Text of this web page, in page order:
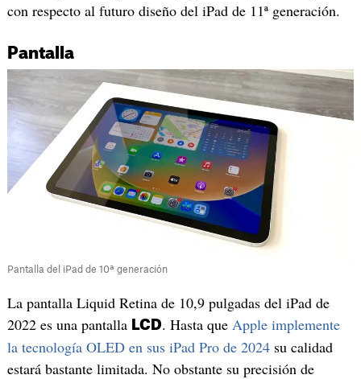
con respecto al futuro diseño del iPad de 11ª generación.
Pantalla
Pantalla del iPad de 10ª generación
La pantalla Liquid Retina de 10,9 pulgadas del iPad de
2022 es una pantalla LCD. Hasta que Apple implemente
la tecnología OLED en sus iPad Pro de 2024su calidad
estará bastante limitada. No obstante su precisión de